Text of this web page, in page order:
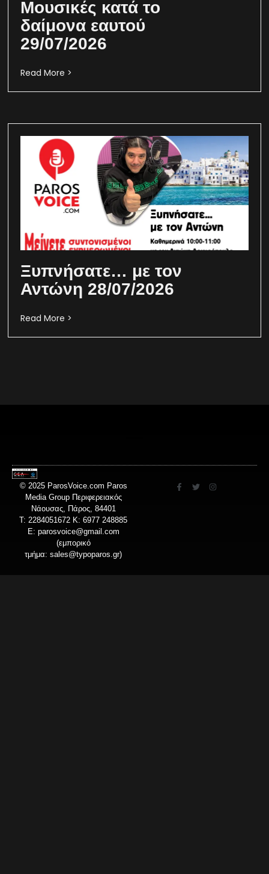
Μουσικές κατά το
δαίμονα εαυτού
29/07/2026
Read More >
Ξυπνήσατε… με τον
Αντώνη 28/07/2026
Read More >
© 2025 ParosVoice.com Paros
Media Group Περιφερειακός
Νάουσας, Πάρος, 84401
T: 2284051672 Κ: 6977 248885
E: parosvoice@gmail.com
(εμπορικό
τμήμα: sales@typoparos.gr)